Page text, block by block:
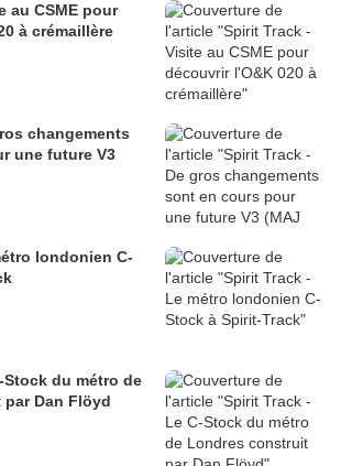
au CSME pour
à crémaillère
changements
une future V3
londonien C-
Stock du métro de
Dan Flöyd